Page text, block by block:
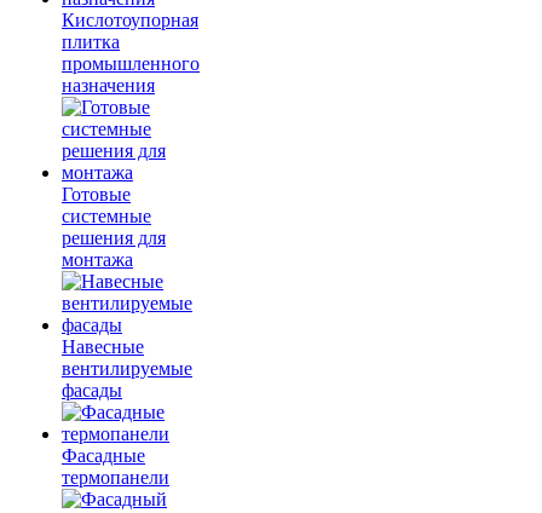
Кислотоупорная
плитка
промышленного
назначения
Готовые
системные
решения для
монтажа
Навесные
вентилируемые
фасады
Фасадные
термопанели